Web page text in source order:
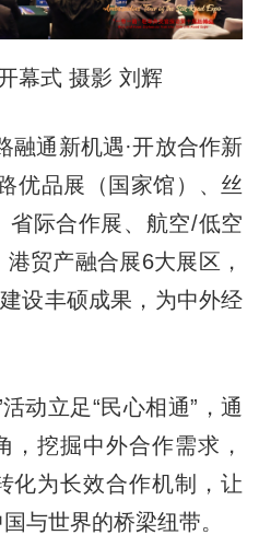
幕式 摄影 刘辉
通新机遇·开放合作新
优品展（国家馆）、丝
省际合作展、航空/低空
贸产融合展6大展区，
设丰硕成果，为中外经
立足“民心相通”，通
，挖掘中外合作需求，
化为长效合作机制，让
与世界的桥梁纽带。